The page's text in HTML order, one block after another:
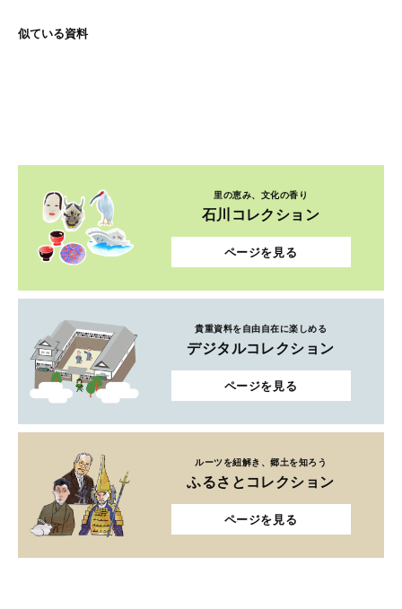
似ている資料
里の恵み、文化の香り
石川コレクション
ページを見る
貴重資料を自由自在に楽しめる
デジタルコレクション
ページを見る
ルーツを紐解き、郷土を知ろう
ふるさとコレクション
ページを見る